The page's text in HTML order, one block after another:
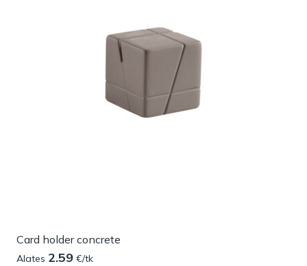
Card holder concrete
Alates 2.59 €/tk